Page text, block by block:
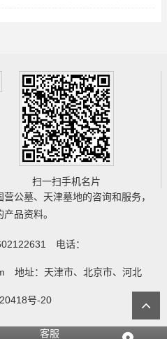
扫一扫手机名片
营公墓、 天津墓地的咨询和服务，
产品资料。
电话：
地址：天津市、北京市、河北
号-20
客服